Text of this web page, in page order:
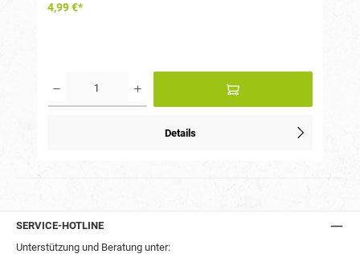
CO2-Ausstoß bei der Herstellung als bei frischem PE aus
4,99 €*
Details
SERVICE-HOTLINE
Unterstützung und Beratung unter: